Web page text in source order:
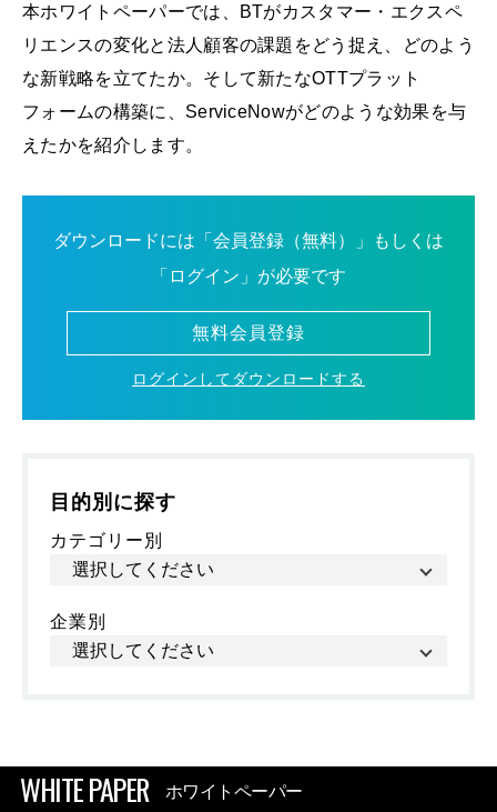
本ホワイトペーパーでは、BTがカスタマー・エクスペ
リエンスの変化と法人顧客の課題をどう捉え、どのよう
な新戦略を立てたか。そして新たなOTTプラット
フォームの構築に、ServiceNowがどのような効果を与
えたかを紹介します。
ダウンロードには「会員登録（無料）」もしくは
「ログイン」が必要です
無料会員登録
ログインしてダウンロードする
目的別に探す
カテゴリー別
企業別
WHITE PAPER ホワイトペーパー